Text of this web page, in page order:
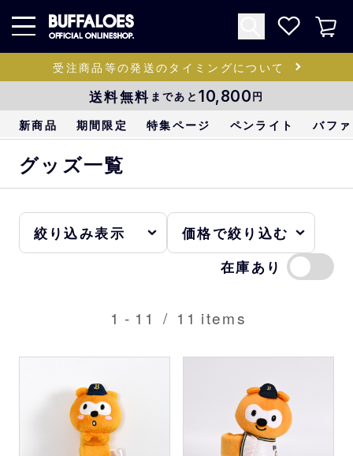
受注商品等の発送のタイミングについて
送料無料 まであと 10,800円
新商品 期間限定 特集ページ ペンライト バフ
グッズ一覧
在庫あり
1 - 11 / 11 items